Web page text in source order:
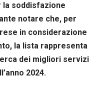
soddisfazione
notare che, per
in considerazione
la lista rappresenta
dei migliori servizi
2024.